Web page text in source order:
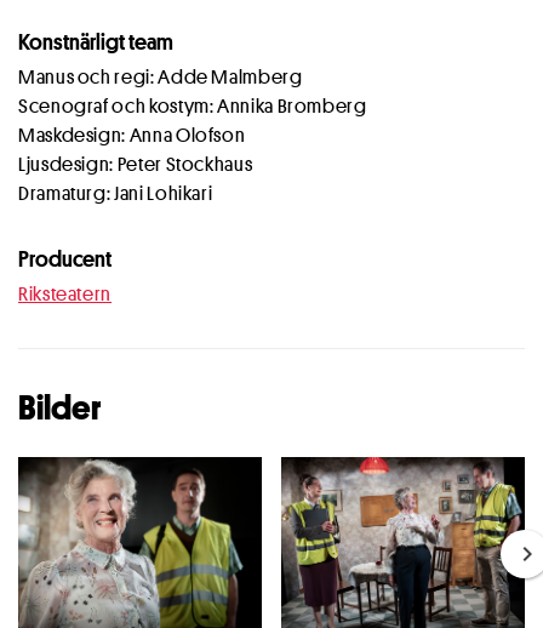
Konstnärligt team
Manus och regi: Adde Malmberg
Scenograf och kostym: Annika Bromberg
Maskdesign: Anna Olofson
Ljusdesign: Peter Stockhaus
Dramaturg: Jani Lohikari
Producent
Riksteatern
Bilder